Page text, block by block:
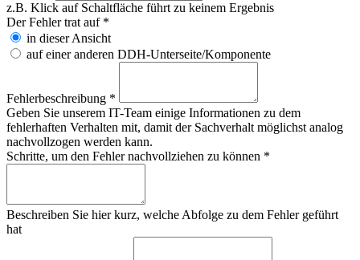
z.B. Klick auf Schaltfläche führt zu keinem Ergebnis
Der Fehler trat auf *
in dieser Ansicht
auf einer anderen DDH-Unterseite/Komponente
Fehlerbeschreibung *
Geben Sie unserem IT-Team einige Informationen zu dem
fehlerhaften Verhalten mit, damit der Sachverhalt möglichst analog
nachvollzogen werden kann.
Schritte, um den Fehler nachvollziehen zu können *
Beschreiben Sie hier kurz, welche Abfolge zu dem Fehler geführt
hat